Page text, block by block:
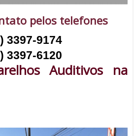
pelos telefones
3397-9174
3397-6120
Auditivos na